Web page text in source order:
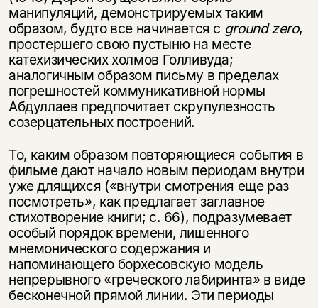
манипуляций, демонстрируемых таким
образом, будто все начинается с ground zero,
простершего свою пустыню на месте
катехизических холмов Голливуда;
аналогичным образом письму в пределах
погрешностей коммуникативной нормы
Абдуллаев предпочитает скрупулезность
созерцательных построений.
То, каким образом повторяющиеся события в
фильме дают начало новым периодам внутри
уже длящихся («внутри смотрения еще раз
посмотреть», как предлагает заглавное
стихотворение книги; с. 66), подразумевает
особый порядок времени, лишенного
мнемонического содержания и
напоминающего борхесовскую модель
непрерывного «греческого лабиринта» в виде
бесконечной прямой линии. Эти периоды